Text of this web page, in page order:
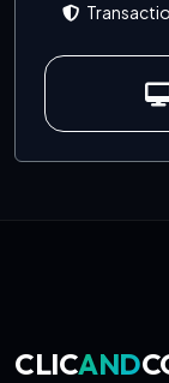
CLICAND